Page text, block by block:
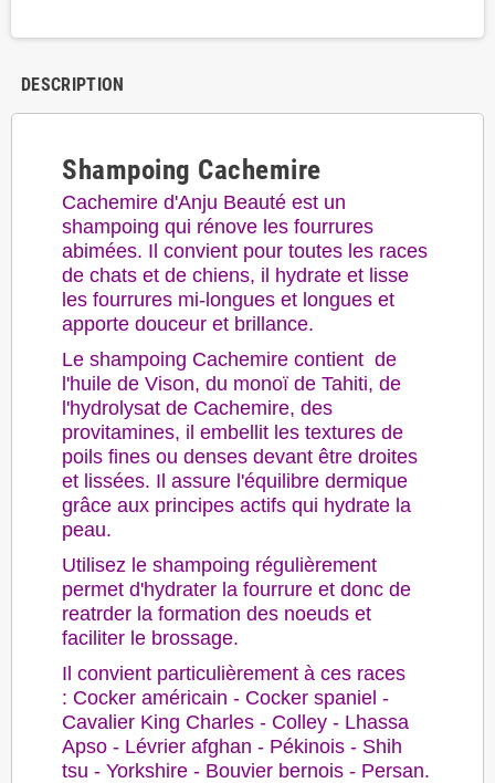
DESCRIPTION
Shampoing Cachemire
Cachemire d'Anju Beauté est un
shampoing qui rénove les fourrures
abimées. Il convient pour toutes les races
de chats et de chiens, il hydrate et lisse
les fourrures mi-longues et longues et
apporte douceur et brillance.
Le shampoing Cachemire contient de
l'huile de Vison, du monoï de Tahiti, de
l'hydrolysat de Cachemire, des
provitamines, il embellit les textures de
poils fines ou denses devant être droites
et lissées. Il assure l'équilibre dermique
grâce aux principes actifs qui hydrate la
peau.
Utilisez le shampoing régulièrement
permet d'hydrater la fourrure et donc de
reatrder la formation des noeuds et
faciliter le brossage.
Il convient particulièrement à ces races
: Cocker américain - Cocker spaniel -
Cavalier King Charles - Colley - Lhassa
Apso - Lévrier afghan - Pékinois - Shih
tsu - Yorkshire - Bouvier bernois - Persan.